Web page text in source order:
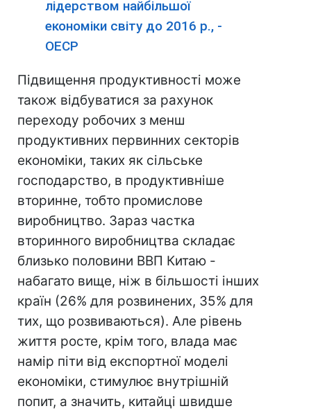
лідерством найбільшої
економіки світу до 2016 р., -
ОЕСР
Підвищення продуктивності може
також відбуватися за рахунок
переходу робочих з менш
продуктивних первинних секторів
економіки, таких як сільське
господарство, в продуктивніше
вторинне, тобто промислове
виробництво. Зараз частка
вторинного виробництва складає
близько половини ВВП Китаю -
набагато вище, ніж в більшості інших
країн (26% для розвинених, 35% для
тих, що розвиваються). Але рівень
життя росте, крім того, влада має
намір піти від експортної моделі
економіки, стимулює внутрішній
попит, а значить, китайці швидше